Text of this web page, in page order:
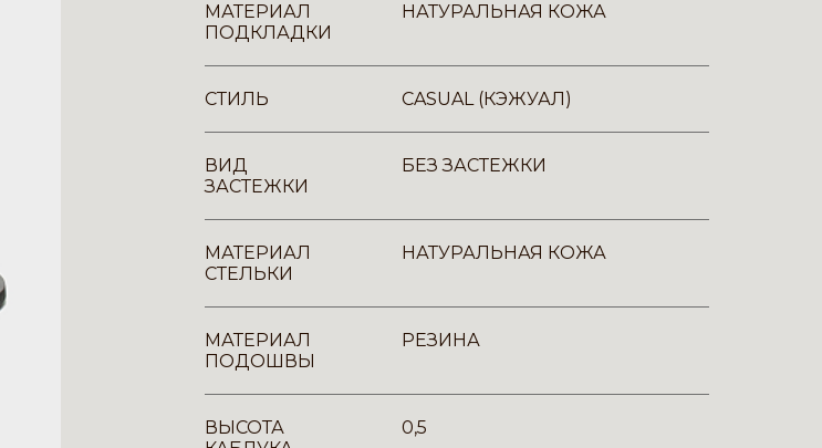
МАТЕРИАЛ
ПОДКЛАДКИ
НАТУРАЛЬНАЯ КОЖА
СТИЛЬ CASUAL (КЭЖУАЛ)
ВИД
ЗАСТЕЖКИ
БЕЗ ЗАСТЕЖКИ
МАТЕРИАЛ
СТЕЛЬКИ
НАТУРАЛЬНАЯ КОЖА
МАТЕРИАЛ
ПОДОШВЫ
РЕЗИНА
ВЫСОТА
0,5